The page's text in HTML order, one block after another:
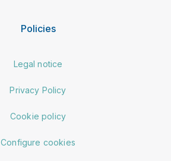
Policies
Legal notice
Privacy Policy
Cookie policy
Configure cookies